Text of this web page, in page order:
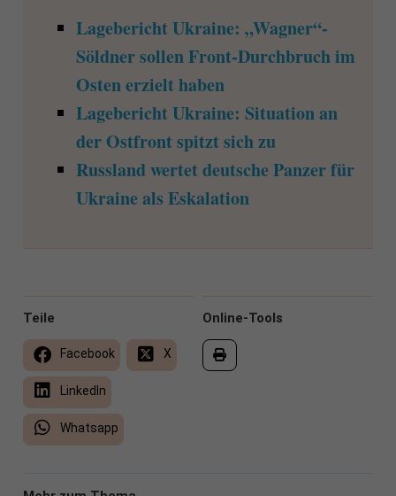
Lagebericht Ukraine: „Wagner“-
Söldner sollen Front-Durchbruch im
Osten erzielt haben
Lagebericht Ukraine: Situation an
der Ostfront spitzt sich zu
Russland wertet deutsche Panzer für
Ukraine als Eskalation
Online-Tools
Teile
Facebook X
LinkedIn
Whatsapp